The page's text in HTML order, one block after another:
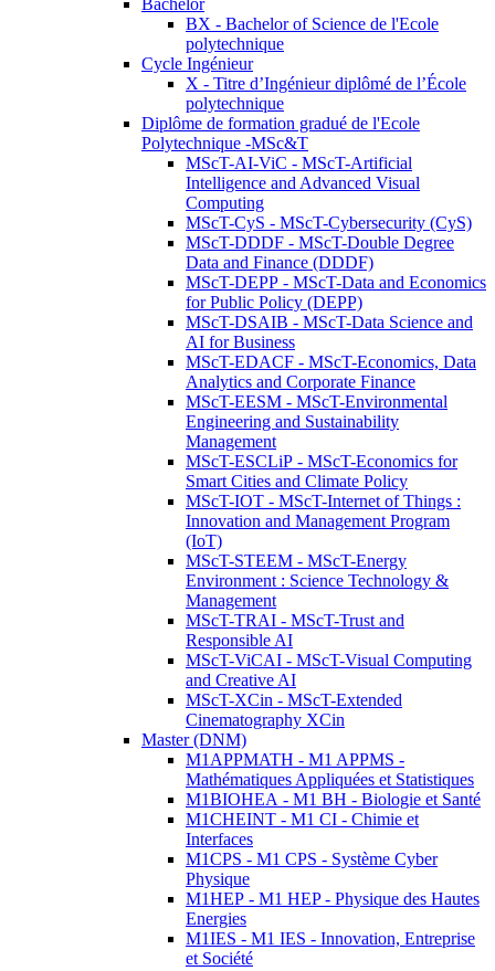
Bachelor
BX - Bachelor of Science de l'Ecole
polytechnique
Cycle Ingénieur
X - Titre d’Ingénieur diplômé de l’École
polytechnique
Diplôme de formation gradué de l'Ecole
Polytechnique -MSc&T
MScT-AI-ViC - MScT-Artificial
Intelligence and Advanced Visual
Computing
MScT-CyS - MScT-Cybersecurity (CyS)
MScT-DDDF - MScT-Double Degree
Data and Finance (DDDF)
MScT-DEPP - MScT-Data and Economics
for Public Policy (DEPP)
MScT-DSAIB - MScT-Data Science and
AI for Business
MScT-EDACF - MScT-Economics, Data
Analytics and Corporate Finance
MScT-EESM - MScT-Environmental
Engineering and Sustainability
Management
MScT-ESCLiP - MScT-Economics for
Smart Cities and Climate Policy
MScT-IOT - MScT-Internet of Things :
Innovation and Management Program
(IoT)
MScT-STEEM - MScT-Energy
Environment : Science Technology &
Management
MScT-TRAI - MScT-Trust and
Responsible AI
MScT-ViCAI - MScT-Visual Computing
and Creative AI
MScT-XCin - MScT-Extended
Cinematography XCin
Master (DNM)
M1APPMATH - M1 APPMS -
Mathématiques Appliquées et Statistiques
M1BIOHEA - M1 BH - Biologie et Santé
M1CHEINT - M1 CI - Chimie et
Interfaces
M1CPS - M1 CPS - Système Cyber
Physique
M1HEP - M1 HEP - Physique des Hautes
Energies
M1IES - M1 IES - Innovation, Entreprise
et Société